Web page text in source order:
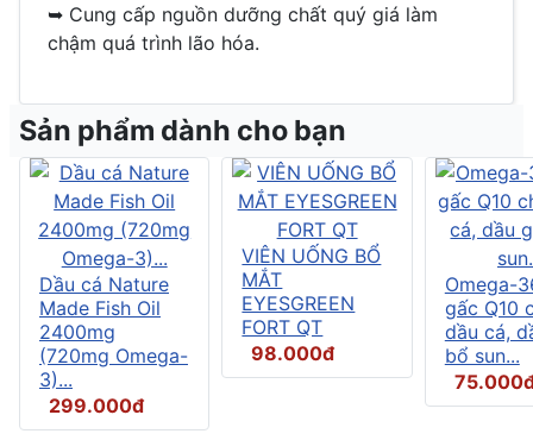
➥ Cung cấp nguồn dưỡng chất quý giá làm
chậm quá trình lão hóa.
Sản phẩm dành cho bạn
Dầu cá Nature
Made Fish Oil
2400mg
(720mg Omega-
3)...
299.000đ
VIÊN UỐNG BỔ
MẮT
EYESGREEN
FORT QT
98.000đ
Omega-
gấc Q10
dầu cá,
bổ sun...